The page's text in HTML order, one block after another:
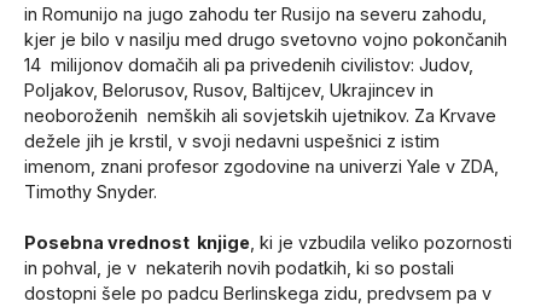
in Romunijo na jugo zahodu ter Rusijo na severu zahodu,
kjer je bilo v nasilju med drugo svetovno vojno pokončanih
14 milijonov domačih ali pa privedenih civilistov: Judov,
Poljakov, Belorusov, Rusov, Baltijcev, Ukrajincev in
neoboroženih nemških ali sovjetskih ujetnikov. Za Krvave
dežele jih je krstil, v svoji nedavni uspešnici z istim
imenom, znani profesor zgodovine na univerzi Yale v ZDA,
Timothy Snyder.
Posebna vrednost knjige , ki je vzbudila veliko pozornosti
in pohval, je v nekaterih novih podatkih, ki so postali
dostopni šele po padcu Berlinskega zidu, predvsem pa v